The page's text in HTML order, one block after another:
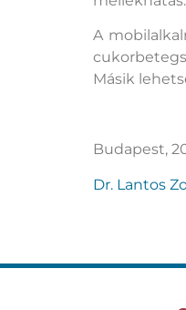
A
Másik
Budapest,
Dr. Lantos